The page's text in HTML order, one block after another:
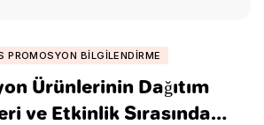
PROMOSYON BILGILENDIRME
Ürünlerinin Dağıtım
ve Etkinlik Sırasında